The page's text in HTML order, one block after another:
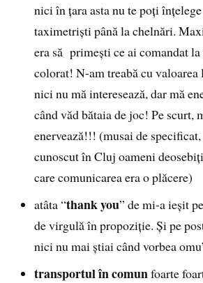
nici în ţara asta nu te poţi
taximetrişti până la chelnări.
era să primeşti ce ai comandat
colorat! N-am treabă cu valoarea
nici nu mă interesează, dar mă
când văd bătaia de joc! Pe scurt,
enervează!!! (musai de
cunoscut în Cluj oameni
care comunicarea era o plăcere)
atâta “thank you” de mi-a ieşit
de virgulă în propoziţie. Şi pe
nici nu mai ştiai când vorbea
transportul în comunfoarte